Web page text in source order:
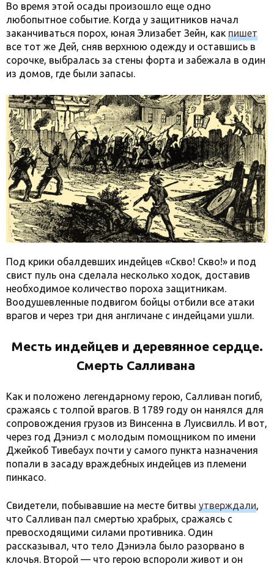
Во время этой осады произошло еще одно
любопытное событие. Когда у защитников начал
заканчиваться порох, юная Элизабет Зейн, как пишет
все тот же Дей, сняв верхнюю одежду и оставшись в
сорочке, выбралась за стены форта и забежала в один
из домов, где были запасы.
Под крики обалдевших индейцев «Скво! Скво!» и под
свист пуль она сделала несколько ходок, доставив
необходимое количество пороха защитникам.
Воодушевленные подвигом бойцы отбили все атаки
врагов и через три дня англичане с индейцами ушли.
Месть индейцев и деревянное сердце.
Смерть Салливана
Как и положено легендарному герою, Салливан погиб,
сражаясь с толпой врагов. В 1789 году он нанялся для
сопровождения грузов из Винсенна в Луисвилль. И вот,
через год Дэниэл с молодым помощником по имени
Джейкоб Тивебаух почти у самого пункта назначения
попали в засаду враждебных индейцев из племени
пинкасо.
Свидетели, побывавшие на месте битвы утверждали,
что Салливан пал смертью храбрых, сражаясь с
превосходящими силами противника. Один
рассказывал, что тело Дэниэла было разорвано в
клочья. Второй — что герою вспороли живот и он